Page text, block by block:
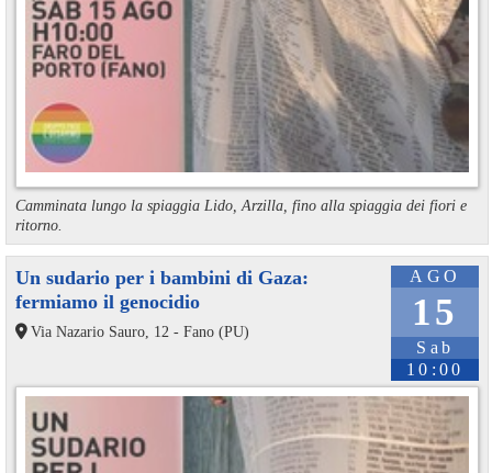
Camminata lungo la spiaggia Lido, Arzilla, fino alla spiaggia dei fiori e
ritorno.
AGO
15
Sab
10:00
Un sudario per i bambini di Gaza:
fermiamo il genocidio
Via Nazario Sauro, 12 - Fano (PU)